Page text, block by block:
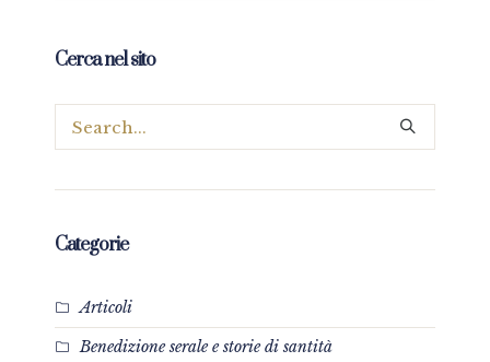
Cerca nel sito
Categorie
Articoli
Benedizione serale e storie di santità